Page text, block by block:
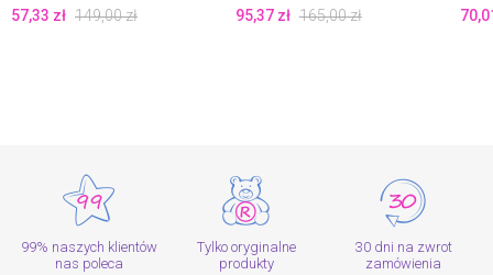
57,33 zł 149,00zł 95,37zł 165,00zł
99% naszych klientów
nas poleca
Tylko oryginalne
produkty
30 dni na zwrot
zamówienia